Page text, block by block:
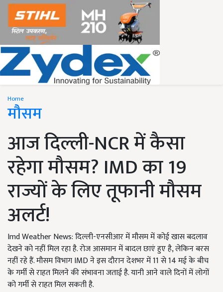
Home
मौसम
आज दिल्ली-NCR में कैसा
रहेगा मौसम? IMD का 19
राज्यों के लिए तूफानी मौसम
अलर्ट!
Imd Weather News: दिल्ली-एनसीआर में मौसम में कोई खास बदलाव
देखने को नहीं मिल रहा है. रोज आसमान में बादल छाएं हुए है, लेकिन बरस
नहीं रहे हैं. मौसम विभाग IMD ने इस दौरान देशभर में 11 से 14 मई के बीच
के गर्मी से राहत मिलने की संभावना जताई है. यानी आने वाले दिनों में लोगों
को गर्मी से राहत मिल सकती है.